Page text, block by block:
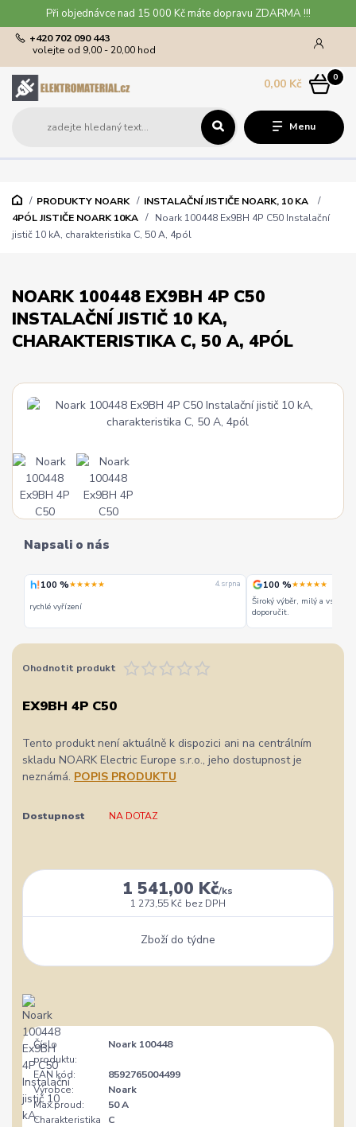
Při objednávce nad 15 000 Kč máte dopravu ZDARMA !!!
Menu
+420 702 090 443
volejte od 9,00 - 20,00 hod
0
0,00 Kč
PRODUKTY NOARK
INSTALAČNÍ JISTIČE NOARK, 10 KA
4PÓL JISTIČE NOARK 10KA
Noark 100448 Ex9BH 4P C50 Instalační
jistič 10 kA, charakteristika C, 50 A, 4pól
NOARK 100448 EX9BH 4P C50
INSTALAČNÍ JISTIČ 10 KA,
CHARAKTERISTIKA C, 50 A, 4PÓL
Napsali o nás
100 %★★★★★ 4. srpna
rychlé vyřízení
100 %★★★★★
Široký výběr, milý a
doporučit.
Ohodnotit produkt
EX9BH 4P C50
Tento produkt není aktuálně k dispozici ani na centrálním
skladu NOARK Electric Europe s.r.o., jeho dostupnost je
neznámá. POPIS PRODUKTU
Dostupnost NA DOTAZ
1 541,00 Kč/ks
1 273,55 Kč bez DPH
Zboží do týdne
Číslo
produktu:
Noark 100448
EAN kód:
8592765004499
Výrobce:
Noark
Max.proud:
50 A
Charakteristika
C